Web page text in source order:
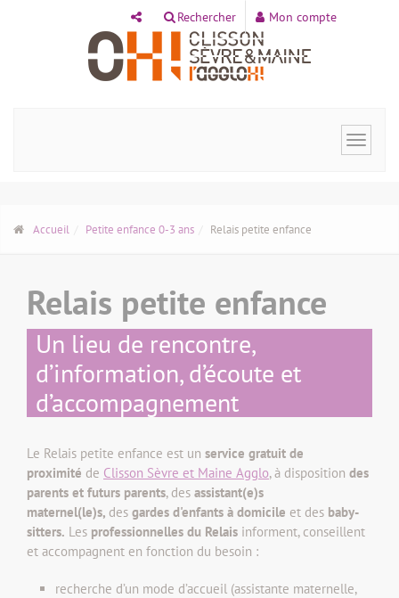
Rechercher Mon compte
Toggle
Accueil Petite enfance 0-3 ans Relais petite enfance
Relais petite enfance
Un lieu de rencontre,
d’information, d’écoute et
d’accompagnement
Le Relais petite enfance est un service gratuit de
proximité de Clisson Sèvre et Maine Agglo, à disposition des
parents et futurs parents, des assistant(e)s
maternel(le)s, des gardes d'enfants à domicile et des baby-
sitters. Les professionnelles du Relais informent, conseillent
et accompagnent en fonction du besoin :
recherche d’un mode d’accueil (assistante maternelle,
Panneau de gestion des cookies